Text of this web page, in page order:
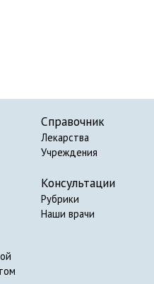
Справочник
Лекарства
Учреждения
Консультации
Рубрики
Наши врачи